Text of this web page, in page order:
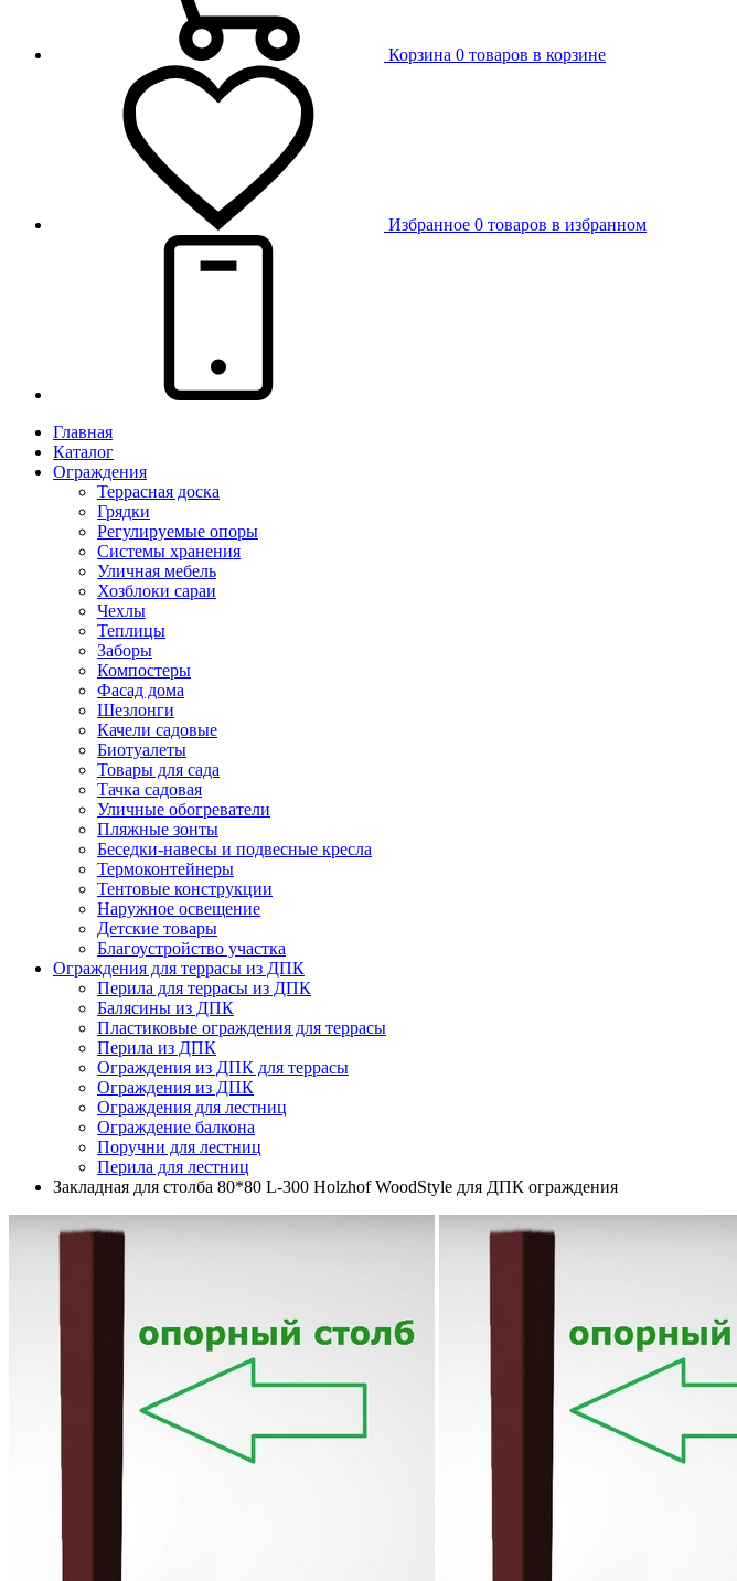
Корзина 0 товаров в корзине
Избранное 0 товаров в избранном
Главная
Каталог
Ограждения
Террасная доска
Грядки
Регулируемые опоры
Системы хранения
Уличная мебель
Хозблоки сараи
Чехлы
Теплицы
Заборы
Компостеры
Фасад дома
Шезлонги
Качели садовые
Биотуалеты
Товары для сада
Тачка садовая
Уличные обогреватели
Пляжные зонты
Беседки-навесы и подвесные кресла
Термоконтейнеры
Тентовые конструкции
Наружное освещение
Детские товары
Благоустройство участка
Ограждения для террасы из ДПК
Перила для террасы из ДПК
Балясины из ДПК
Пластиковые ограждения для террасы
Перила из ДПК
Ограждения из ДПК для террасы
Ограждения из ДПК
Ограждения для лестниц
Ограждение балкона
Поручни для лестниц
Перила для лестниц
Закладная для столба 80*80 L-300 Holzhof WoodStyle для ДПК ограждения